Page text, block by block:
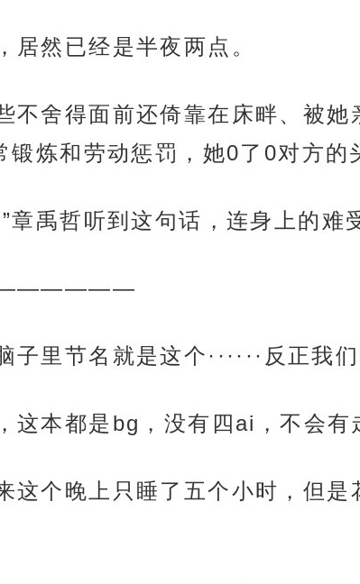
居然已经是半夜两点。
不舍得面前还倚靠在床畔、被
锻炼和劳动惩罚，她0了0对方的
章禹哲听到这句话，连身上的难
子里节名就是这个······反正我
这本都是bg，没有四ai，不会有
这个晚上只睡了五个小时，但